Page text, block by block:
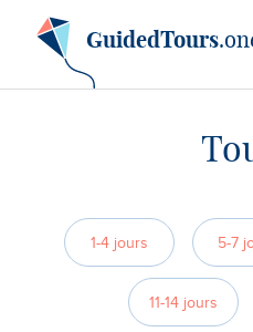
GuidedTours
1-4 jours 5-7
11-14 jours